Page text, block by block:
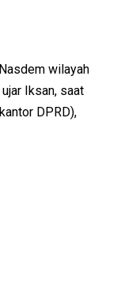
wilayah
Iksan, saat
DPRD),